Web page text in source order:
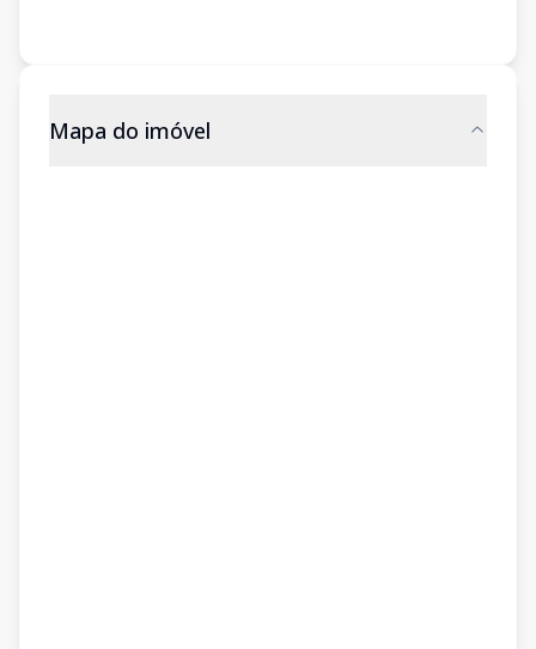
Mapa do imóvel